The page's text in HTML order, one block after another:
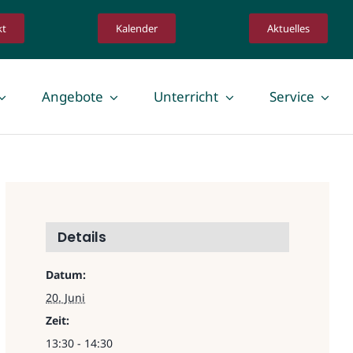
Kalender Aktuelles
Angebote Unterricht Service
Details
Datum:
20. Juni
Zeit:
13:30 - 14:30